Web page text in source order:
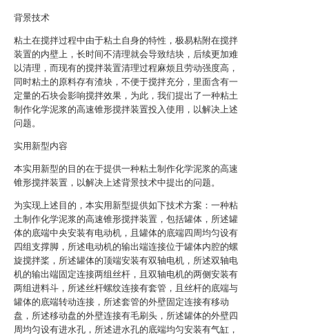
背景技术
粘土在搅拌过程中由于粘土自身的特性，极易粘附在搅拌
装置的内壁上，长时间不清理就会导致结块，后续更加难
以清理，而现有的搅拌装置清理过程麻烦且劳动强度高，
同时粘土的原料存有渣块，不便于搅拌充分，里面含有一
定量的石块会影响搅拌效果，为此，我们提出了一种粘土
制作化学泥浆的高速锥形搅拌装置投入使用，以解决上述
问题。
实用新型内容
本实用新型的目的在于提供一种粘土制作化学泥浆的高速
锥形搅拌装置，以解决上述背景技术中提出的问题。
为实现上述目的，本实用新型提供如下技术方案：一种粘
土制作化学泥浆的高速锥形搅拌装置，包括罐体，所述罐
体的底端中央安装有电动机，且罐体的底端四周均匀设有
四组支撑脚，所述电动机的输出端连接位于罐体内腔的螺
旋搅拌桨，所述罐体的顶端安装有双轴电机，所述双轴电
机的输出端固定连接两组丝杆，且双轴电机的两侧安装有
两组进料斗，所述丝杆螺纹连接有套管，且丝杆的底端与
罐体的底端转动连接，所述套管的外壁固定连接有移动
盘，所述移动盘的外壁连接有毛刷头，所述罐体的外壁四
周均匀设有进水孔，所述进水孔的底端均匀安装有气缸，